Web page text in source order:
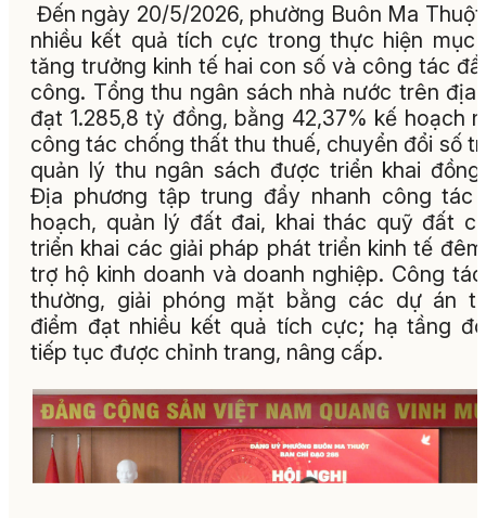
Đến ngày 20/5/2026, phường Buôn Ma
nhiều kết quả tích cực trong thực hiện mục
tăng trưởng kinh tế hai con số và công tác
công. Tổng thu ngân sách nhà nước trên địa
đạt 1.285,8 tỷ đồng, bằng 42,37% kế hoạch
công tác chống thất thu thuế, chuyển đổi số
quản lý thu ngân sách được triển khai
Địa phương tập trung đẩy nhanh công tác
hoạch, quản lý đất đai, khai thác quỹ đất
triển khai các giải pháp phát triển kinh tế
trợ hộ kinh doanh và doanh nghiệp. Công
thường, giải phóng mặt bằng các dự án
điểm đạt nhiều kết quả tích cực; hạ tầng
tiếp tục được chỉnh trang, nâng cấp.